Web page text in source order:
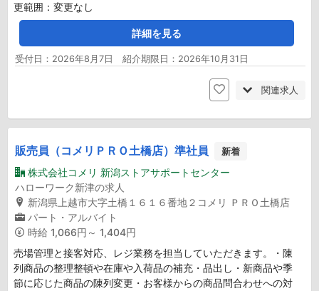
更範囲：変更なし
詳細を見る
受付日：2026年8月7日 紹介期限日：2026年10月31日
関連求人
販売員（コメリＰＲＯ土橋店）準社員 新着
株式会社コメリ 新潟ストアサポートセンター
ハローワーク新津の求人
新潟県上越市大字土橋１６１６番地２コメリ ＰＲＯ土橋店
パート・アルバイト
時給 1,066円～ 1,404円
売場管理と接客対応、レジ業務を担当していただきます。・陳
列商品の整理整頓や在庫や入荷品の補充・品出し・新商品や季
節に応じた商品の陳列変更・お客様からの商品問合わせへの対